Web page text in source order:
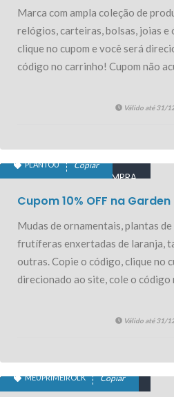
Marca com ampla coleção de
relógios, carteiras, bolsas, joias e
clique no cupom e você será
código no carrinho! Cupom não
Válido até 31/
10% OFF PRIMEIRA COMPRA
PLANTOU Copiar
Cupom 10% OFF na
Mudas de ornamentais, plantas
frutíferas enxertadas de laranja,
outras. Copie o código, clique no
direcionado ao site, cole o código
Válido até 31/
10% OFF PRIMEIRA COMPRA
MEUPRIMEIROLK Copiar